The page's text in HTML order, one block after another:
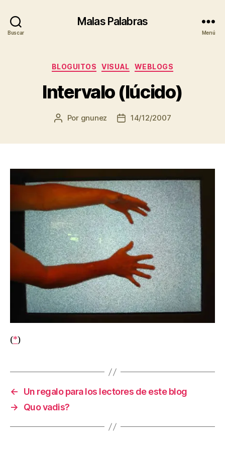
Buscar
Malas Palabras
Menú
Categorías
BLOGUITOS VISUAL WEBLOGS
Intervalo (lúcido)
Autor
Por gnunez
Fecha14/12/2007
(*)
←
Un regalo para los lectores de este blog
→
Quo vadis?